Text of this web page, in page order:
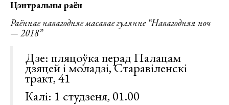
Цэнтральны раён
Раённае навагодняе масавае гулянне “Навагодняя ноч
— 2018”
Дзе: пляцоўка перад Палацам
дзяцей і моладзі, Старавіленскі
тракт, 41
Калі: 1 студзеня, 01.00